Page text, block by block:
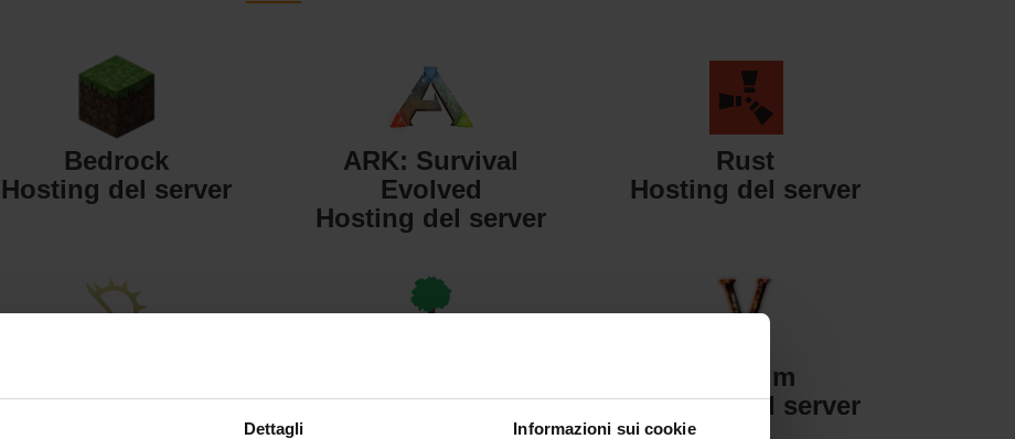
Dettagli Informazioni sui cookie
Bedrock
Hosting del server
ARK: Survival
Evolved
Hosting del server
Rust
Hosting del server
Hosting del server
Hosting del server
Valheim
Hosting del server